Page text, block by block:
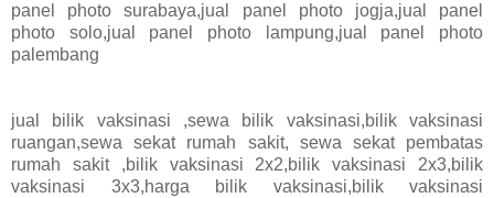
panel photo surabaya,jual panel photo jogja,jual panel
photo solo,jual panel photo lampung,jual panel photo
palembang
jual bilik vaksinasi ,sewa bilik vaksinasi,bilik vaksinasi
ruangan,sewa sekat rumah sakit, sewa sekat pembatas
rumah sakit ,bilik vaksinasi 2x2,bilik vaksinasi 2x3,bilik
vaksinasi 3x3,harga bilik vaksinasi,bilik vaksinasi